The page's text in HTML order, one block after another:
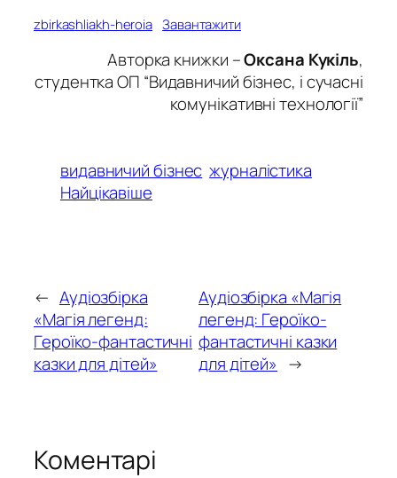
zbirkashliakh-heroia Завантажити
Авторка книжки –Оксана Кукіль,
студентка ОП “Видавничий бізнес, і сучасні
комунікативні технології”
видавничий бізнес журналістика
Найцікавіше
← Аудіозбірка
«Магія легенд:
Героїко-фантастичні
казки для дітей»
Аудіозбірка «Магія
легенд: Героїко-
фантастичні казки
для дітей» →
Коментарі